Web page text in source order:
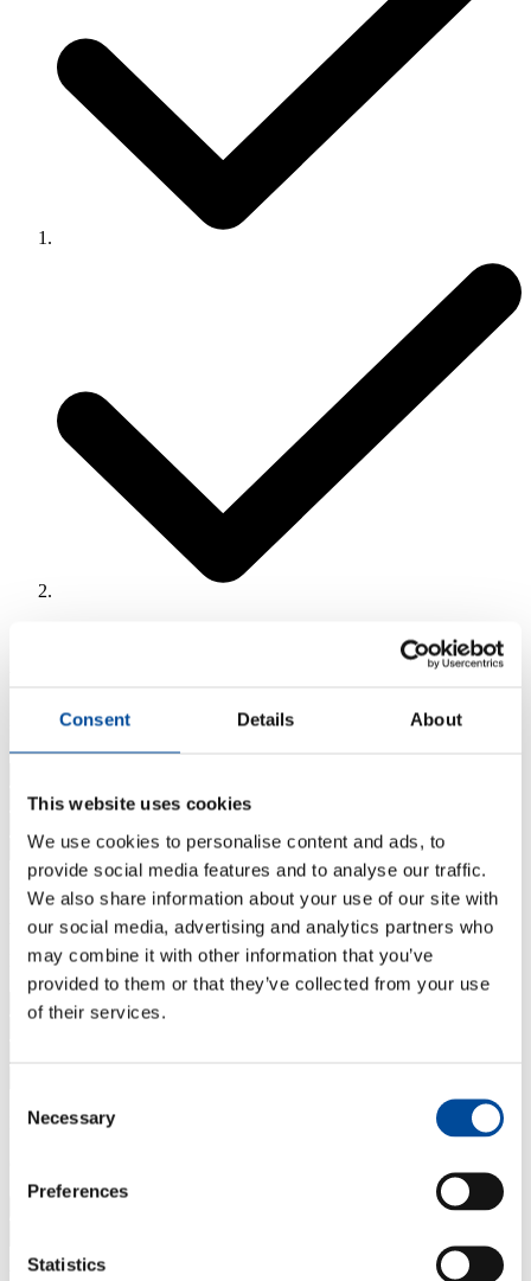
Consent Details About
This website uses cookies
We use cookies to personalise content and ads, to
provide social media features and to analyse our traffic.
We also share information about your use of our site with
our social media, advertising and analytics partners who
may combine it with other information that you’ve
provided to them or that they’ve collected from your use
of their services.
Selection
Necessary
Preferences
Statistics
Huidig adres
Soort woning*
Lift*
Aantal kamers
Nieuw adres
Lift*
Weet je de exacte datum van je verhuizing nog niet? Vul dan de